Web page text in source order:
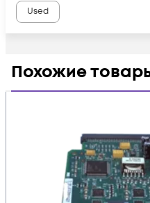
Used
Похожие